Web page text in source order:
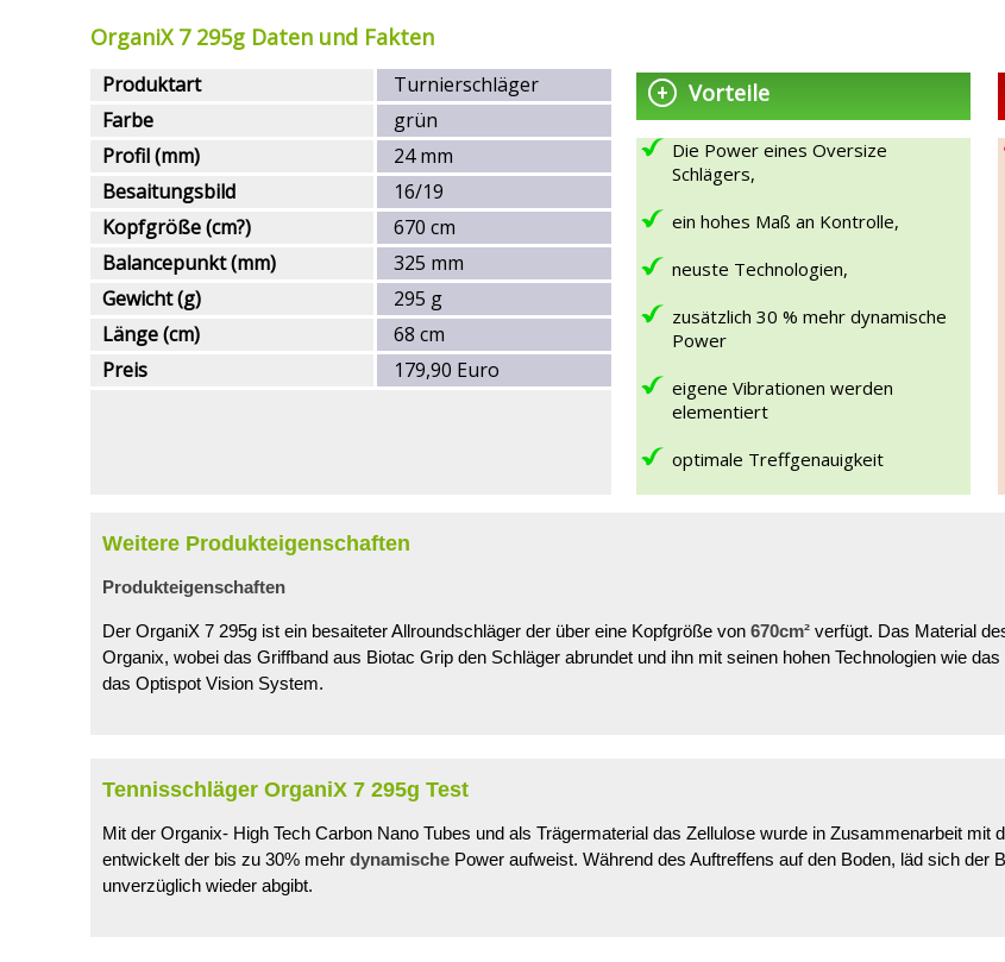
OrganiX 7 295g Daten und Fakten
Produktart
Turnierschläger
Farbe
grün
Profil (mm)
24 mm
Besaitungsbild
16/19
Kopfgröße (cm?)
670 cm
Balancepunkt (mm)
325 mm
Gewicht (g)
295 g
Länge (cm)
68 cm
Preis
179,90 Euro
Vorteile
Die Power eines Oversize
Schlägers,
ein hohes Maß an Kontrolle,
neuste Technologien,
zusätzlich 30 % mehr dynamische
Power
eigene Vibrationen werden
elementiert
optimale Treffgenauigkeit
Weitere Produkteigenschaften
Produkteigenschaften
Der OrganiX 7 295g ist ein besaiteter Allroundschläger der über eine Kopfgröße von670cm²verfügt. Das Material
Organix, wobei das Griffband aus Biotac Grip den Schläger abrundet und ihn mit seinen hohen Technologien wie
das Optispot Vision System.
Tennisschläger OrganiX 7 295g Test
Mit der Organix- High Tech Carbon Nano Tubes und als Trägermaterial das Zellulose wurde in Zusammenarbeit mit
entwickelt der bis zu 30% mehrdynamische Power aufweist. Während des Auftreffens auf den Boden, läd sich der
unverzüglich wieder abgibt.